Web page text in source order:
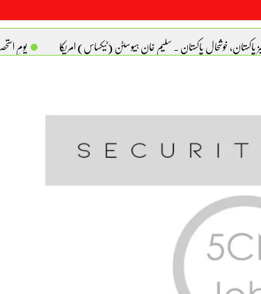
پاکستان، خوشحال پاکستان . سلیم خان ہیوسٹن (ٹیکساس) امریکا یومِ